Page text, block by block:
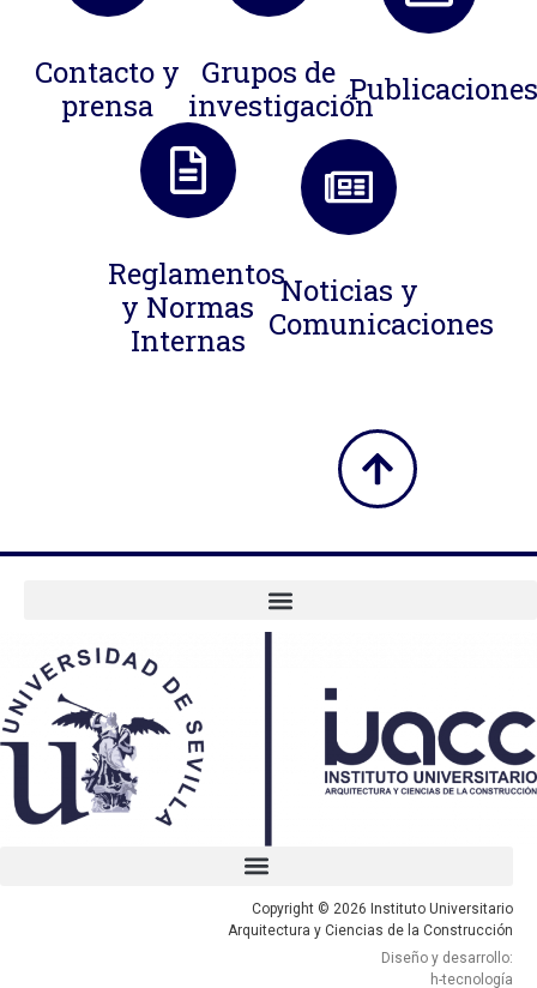
Contacto y
prensa
Grupos de
investigación
Reglamentos
y Normas
Internas
Noticias y
Comunicaciones
Copyright © 2026 Instituto Universitario
Arquitectura y Ciencias de la Construcción
Diseño y desarrollo:
h-tecnología